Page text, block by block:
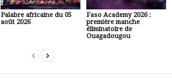
Palabre africaine du 05
août 2026
Faso Academy 2026 :
première manche
éliminatoire de
Ouagadougou